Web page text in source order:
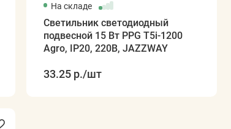
На складе
Светильник светодиодный
подвесной 15 Вт PPG T5i-1200
Agro, IP20, 220В, JAZZWAY
33.25 р./шт